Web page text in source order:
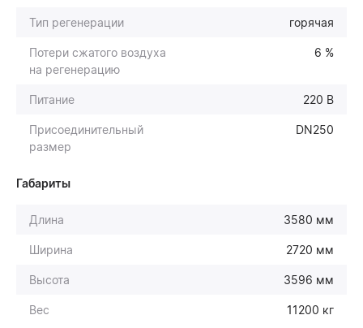
Тип регенерации горячая
Потери сжатого воздуха
на регенерацию
6 %
Питание 220 В
Присоединительный
размер
DN250
Габариты
Длина 3580 мм
Ширина 2720 мм
Высота 3596 мм
Вес 11200 кг